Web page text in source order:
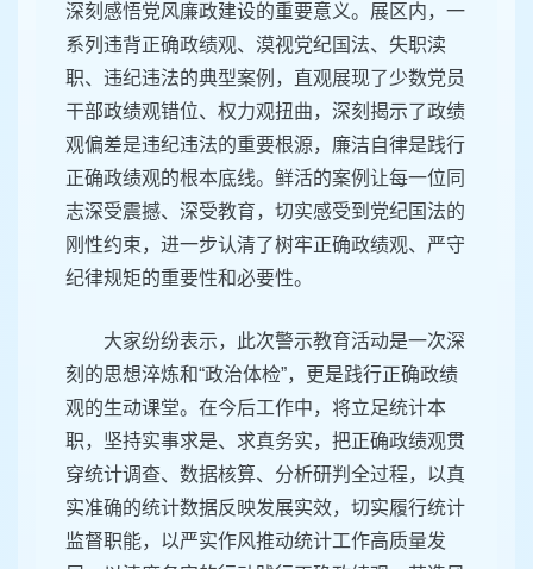
深刻感悟党风廉政建设的重要意义。展区内，一
系列违背正确政绩观、漠视党纪国法、失职渎
职、违纪违法的典型案例，直观展现了少数党员
干部政绩观错位、权力观扭曲，深刻揭示了政绩
观偏差是违纪违法的重要根源，廉洁自律是践行
正确政绩观的根本底线。鲜活的案例让每一位同
志深受震撼、深受教育，切实感受到党纪国法的
刚性约束，进一步认清了树牢正确政绩观、严守
纪律规矩的重要性和必要性。
大家纷纷表示，此次警示教育活动是一次深
刻的思想淬炼和“政治体检”，更是践行正确政绩
观的生动课堂。在今后工作中，将立足统计本
职，坚持实事求是、求真务实，把正确政绩观贯
穿统计调查、数据核算、分析研判全过程，以真
实准确的统计数据反映发展实效，切实履行统计
监督职能，以严实作风推动统计工作高质量发